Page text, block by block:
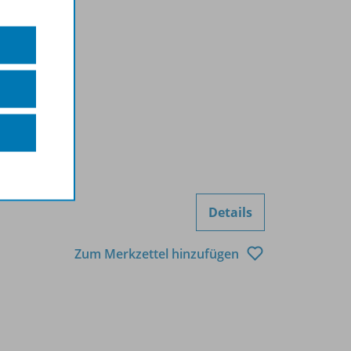
Details
Zum Merkzettel hinzufügen